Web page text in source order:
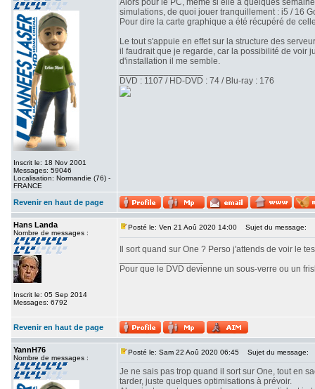
Inscrit le: 18 Nov 2001
Messages: 59046
Localisation: Normandie (76) -
FRANCE
Alors pour le PC, même si elle a quelques
simulations, de quoi jouer tranquillement : i5 / 16
Pour dire la carte graphique a été récupéré de
Le tout s'appuie en effet sur la structure des
il faudrait que je regarde, car la possibilité de voir
d'installation il me semble.
DVD : 1107 / HD-DVD : 74 / Blu-ray : 176
Revenir en haut de page
Hans Landa
Nombre de messages :
Inscrit le: 05 Sep 2014
Messages: 6792
Posté le: Ven 21 Aoû 2020 14:00 Sujet du message:
Il sort quand sur One ? Perso j'attends de voir le
Pour que le DVD devienne un sous-verre ou un
Revenir en haut de page
YannH76
Nombre de messages :
Posté le: Sam 22 Aoû 2020 06:45 Sujet du message:
Je ne sais pas trop quand il sort sur One, tout en
tarder, juste quelques optimisations à prévoir.